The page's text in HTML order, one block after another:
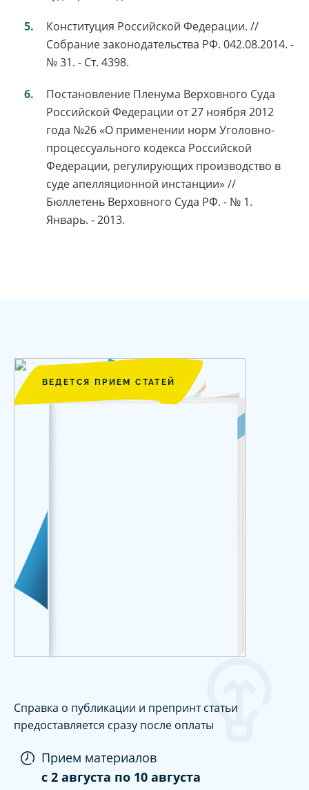
Конституция Российской Федерации. //
Собрание законодательства РФ. 042.08.2014. -
№ 31. - Ст. 4398.
Постановление Пленума Верховного Суда
Российской Федерации от 27 ноября 2012
года №26 «О применении норм Уголовно-
процессуального кодекса Российской
Федерации, регулирующих производство в
суде апелляционной инстанции» //
Бюллетень Верховного Суда РФ. - № 1.
Январь. - 2013.
ВЕДЕТСЯ ПРИЕМ СТАТЕЙ
Справка о публикации и препринт статьи
предоставляется сразу после оплаты
Прием материалов
c 2 августа по 10 августа